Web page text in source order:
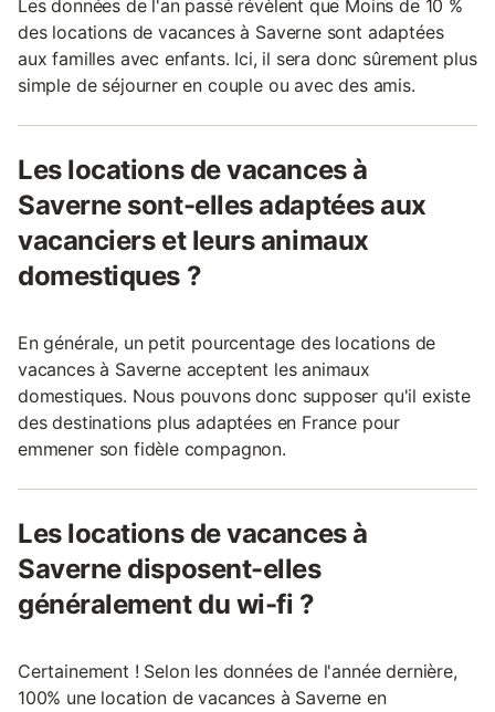
Les données de l'an passé révèlent que Moins de 10 %
des locations de vacances à Saverne sont adaptées
aux familles avec enfants. Ici, il sera donc sûrement plus
simple de séjourner en couple ou avec des amis.
Les locations de vacances à
Saverne sont-elles adaptées aux
vacanciers et leurs animaux
domestiques ?
En générale, un petit pourcentage des locations de
vacances à Saverne acceptent les animaux
domestiques. Nous pouvons donc supposer qu'il existe
des destinations plus adaptées en France pour
emmener son fidèle compagnon.
Les locations de vacances à
Saverne disposent-elles
généralement du wi-fi ?
Certainement ! Selon les données de l'année dernière,
100% une location de vacances à Saverne en